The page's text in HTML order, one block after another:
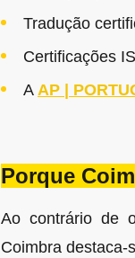
Tradução
Certificações
A AP |
Porque
Ao contrário de
Coimbra destaca-